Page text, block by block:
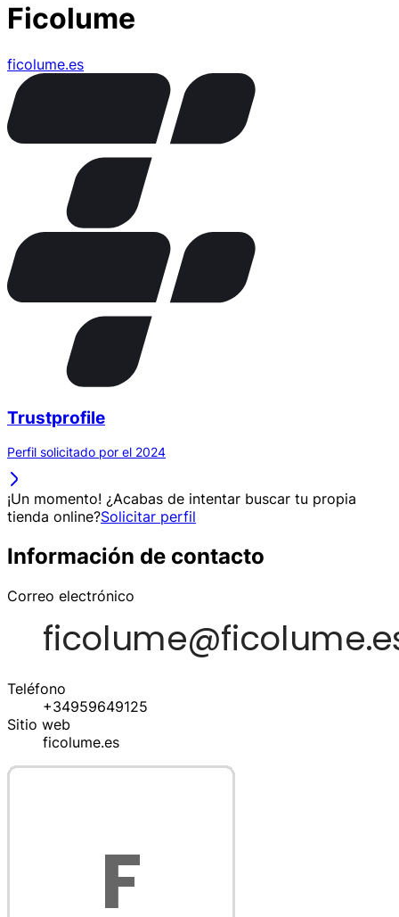
Ficolume
ficolume.es
Trustprofile
Perfil solicitado por el 2024
¡Un momento! ¿Acabas de intentar buscar tu propia
tienda online?Solicitar perfil
Información de contacto
Correo electrónico
Teléfono
+34959649125
Sitio web
ficolume.es